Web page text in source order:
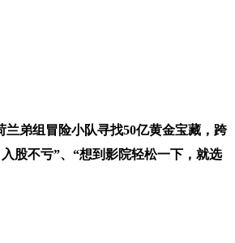
弟组冒险小队寻找50亿黄金宝藏，跨
股不亏”、“想到影院轻松一下，就选